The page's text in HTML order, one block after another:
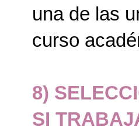
una de las
curso
8)
SI